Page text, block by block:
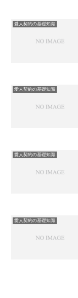
愛人契約の基礎知識
愛人契約の基礎知識
愛人契約の基礎知識
愛人契約の基礎知識